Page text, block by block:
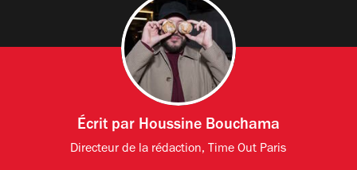
Écrit par Houssine Bouchama
Directeur de la rédaction, Time Out Paris